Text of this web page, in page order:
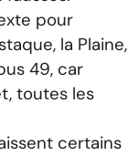
pour
la Plaine,
49, car
toutes les
certains